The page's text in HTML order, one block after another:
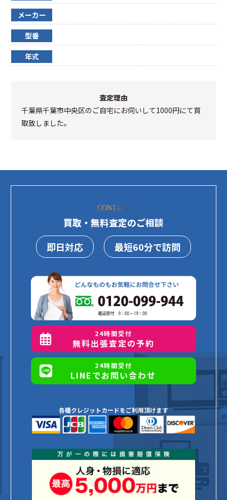
メーカー
型番
年式
査定理由
千葉県千葉市中央区のご自宅にお伺いして1000円にて買
取致しました。
CONTACT
買取・無料査定のご相談
即日対応
最短60分で訪問
24時間受付
無料出張査定の予約
24時間受付
LINEでお問い合わせ
各種クレジットカードをご利用頂けます